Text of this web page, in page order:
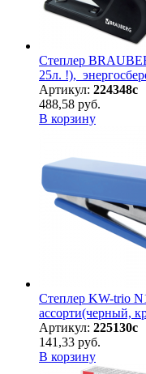
Степлер
25л. !),
Артикул: 224348с
488,58 руб.
В корзину
Степлер KW-trio
ассорти(черный,
Артикул: 225130с
141,33 руб.
В корзину